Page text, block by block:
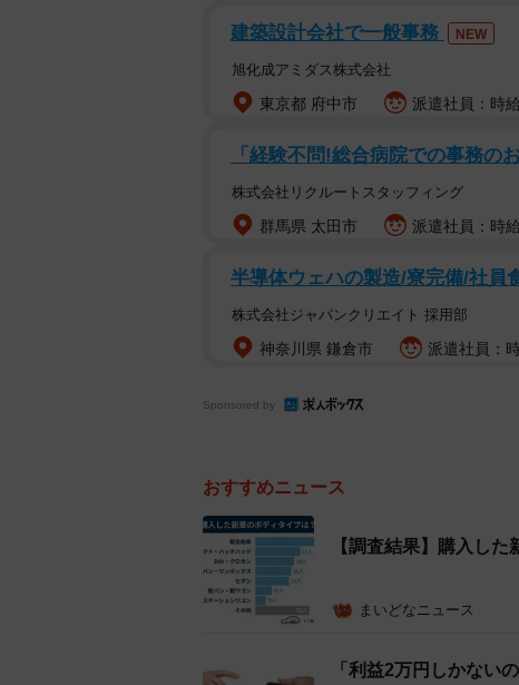
建築設計会社で一般事務 NEW
旭化成アミダス株式会社
東京都 府中市 派遣社員：時
「経験不問!総合病院での事務の
株式会社リクルートスタッフィング
群馬県 太田市 派遣社員：時
半導体ウェハの製造/寮完備/社員
株式会社ジャパンクリエイト 採用部
神奈川県 鎌倉市 派遣社員：
Sponsored by
おすすめニュース
【調査結果】購入した
まいどなニュース
「利益2万円しかない